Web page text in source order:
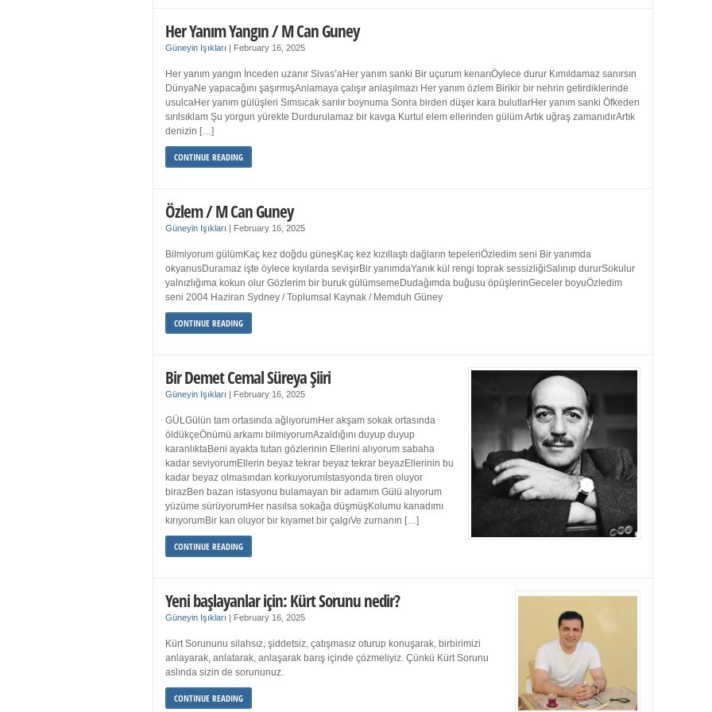
Her Yanım Yangın / M Can Guney
Güneyin Işıkları February 16, 2025
Her yanım yangın İnceden uzanır Sivas’aHer yanım sanki Bir uçurum kenarıÖylece durur Kımıldamaz sanırsın
DünyaNe yapacağını şaşırmışAnlamaya çalışır anlaşılmazı Her yanım özlem Birikir bir nehrin getirdiklerinde
usulcaHer yanım gülüşleri Sımsıcak sarılır boynuma Sonra birden düşer kara bulutlarHer yanım sanki Öfkeden
sırılsıklam Şu yorgun yürekte Durdurulamaz bir kavga Kurtul elem ellerinden gülüm Artık uğraş zamanıdırArtık
denizin […]
CONTINUE READING
Özlem / M Can Guney
Güneyin Işıkları February 16, 2025
Bilmiyorum gülümKaç kez doğdu güneşKaç kez kızıllaştı dağların tepeleriÖzledim seni Bir yanımda
okyanusDuramaz işte öylece kıyılarda sevişirBir yanımdaYanık kül rengi toprak sessizliğiSalınıp dururSokulur
yalnızlığıma kokun olur Gözlerim bir buruk gülümsemeDudağımda buğusu öpüşlerinGeceler boyuÖzledim
seni 2004 Haziran Sydney / Toplumsal Kaynak / Memduh Güney
CONTINUE READING
Bir Demet Cemal Süreya Şiiri
Güneyin Işıkları February 16, 2025
GÜLGülün tam ortasında ağlıyorumHer akşam sokak ortasında
öldükçeÖnümü arkamı bilmiyorumAzaldığını duyup duyup
karanlıktaBeni ayakta tutan gözlerinin Ellerini alıyorum sabaha
kadar seviyorumEllerin beyaz tekrar beyaz tekrar beyazEllerinin bu
kadar beyaz olmasından korkuyorumİstasyonda tiren oluyor
birazBen bazan istasyonu bulamayan bir adamım Gülü alıyorum
yüzüme sürüyorumHer nasılsa sokağa düşmüşKolumu kanadımı
kırıyorumBir kan oluyor bir kıyamet bir çalgıVe zurnanın […]
CONTINUE READING
Yeni başlayanlar için: Kürt Sorunu nedir?
Güneyin Işıkları February 16, 2025
Kürt Sorununu silahsız, şiddetsiz, çatışmasız oturup konuşarak, birbirimizi
anlayarak, anlatarak, anlaşarak barış içinde çözmeliyiz. Çünkü Kürt Sorunu
aslında sizin de sorununuz.
CONTINUE READING